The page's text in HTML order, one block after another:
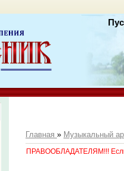
Главная » Музыкальный
ПРАВООБЛАДАТЕЛЯМ!!! Если